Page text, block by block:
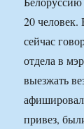
20 человек.
сейчас
отдела в
выезжать
привез,